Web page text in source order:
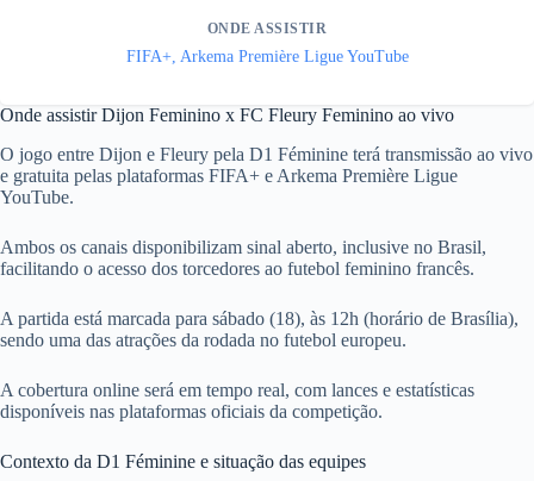
ONDE ASSISTIR
FIFA+, Arkema Première Ligue YouTube
Onde assistir Dijon Feminino x FC Fleury Feminino ao vivo
O jogo entre Dijon e Fleury pela D1 Féminine terá transmissão ao vivo
e gratuita pelas plataformas FIFA+ e Arkema Première Ligue
YouTube.
Ambos os canais disponibilizam sinal aberto, inclusive no Brasil,
facilitando o acesso dos torcedores ao futebol feminino francês.
A partida está marcada para sábado (18), às 12h (horário de Brasília),
sendo uma das atrações da rodada no futebol europeu.
A cobertura online será em tempo real, com lances e estatísticas
disponíveis nas plataformas oficiais da competição.
Contexto da D1 Féminine e situação das equipes